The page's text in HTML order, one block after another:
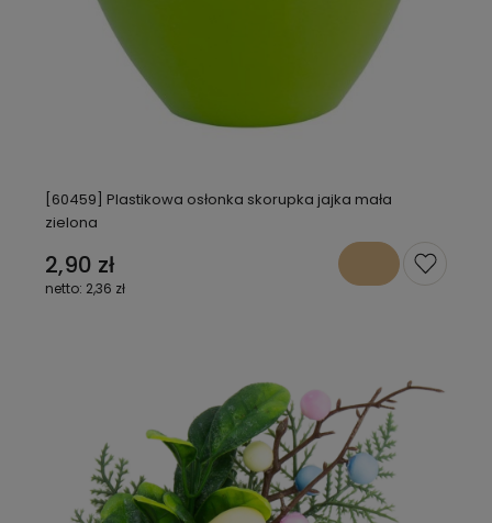
[60459] Plastikowa osłonka skorupka jajka mała
zielona
2,90 zł
2,36 zł